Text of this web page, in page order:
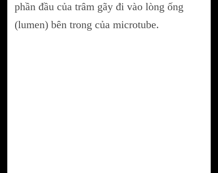
phần đầu của trâm gãy đi vào lòng ống
(lumen) bên trong của microtube.